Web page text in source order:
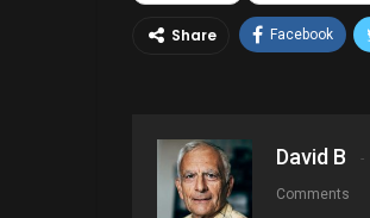
Share Facebook
David B
Comments